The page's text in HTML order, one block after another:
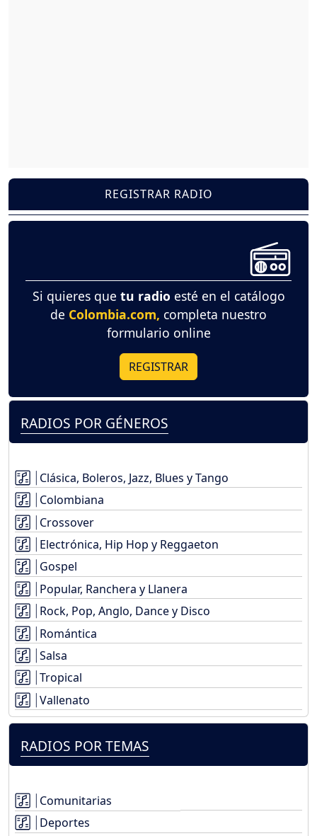
REGISTRAR RADIO
Si quieres que tu radio esté en el catálogo
de Colombia.com, completa nuestro
formulario online
REGISTRAR
RADIOS POR GÉNEROS
Clásica, Boleros, Jazz, Blues y Tango
Colombiana
Crossover
Electrónica, Hip Hop y Reggaeton
Gospel
Popular, Ranchera y Llanera
Rock, Pop, Anglo, Dance y Disco
Romántica
Salsa
Tropical
Vallenato
RADIOS POR TEMAS
Comunitarias
Deportes